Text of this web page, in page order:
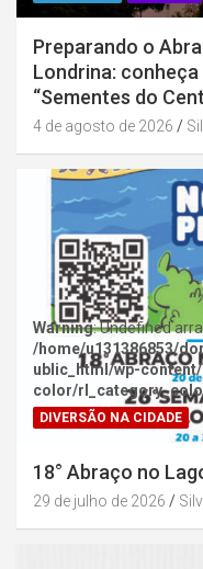
Preparando o
Londrina:
“Sementes do
4 de agosto de 2026
Warning: Undefined
/home/u131386853/
ublic_html/wp-
color/
DIVERSÃO NA CIDADE
18° Abraço no
29 de julho de 2026